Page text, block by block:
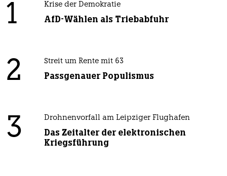
1 Krise der Demokratie
AfD-Wählen als Triebabfuhr
2 Streit um Rente mit 63
Passgenauer Populismus
3 Drohnenvorfall am Leipziger Flughafen
Das Zeitalter der elektronischen
Kriegsführung